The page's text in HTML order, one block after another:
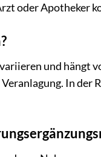
oder Apotheker
und hängt
In